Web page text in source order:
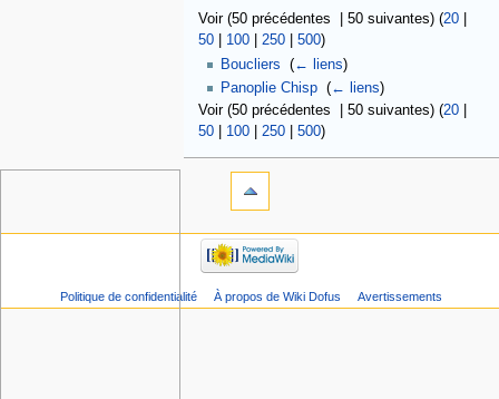
Voir (50 précédentes | 50 suivantes) (20|
50| 100| 250| 500)
Boucliers ‎(← liens)
Panoplie Chisp ‎(← liens)
Voir (50 précédentes | 50 suivantes) (20|
50| 100| 250| 500)
Politique de confidentialité À propos de Wiki Dofus Avertissements